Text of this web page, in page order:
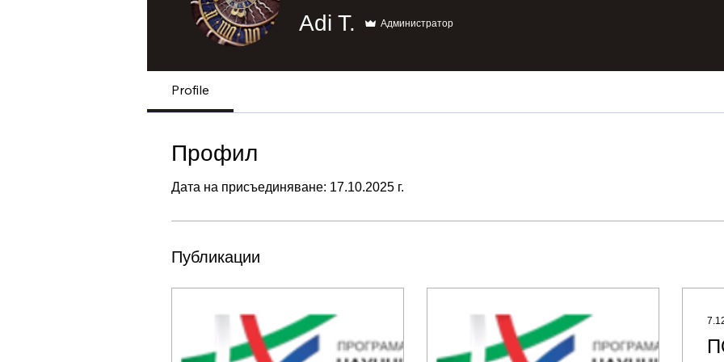
Adi T. Администратор
Profile
Профил
Дата на присъединяване: 17.10.2025 г.
Публикации